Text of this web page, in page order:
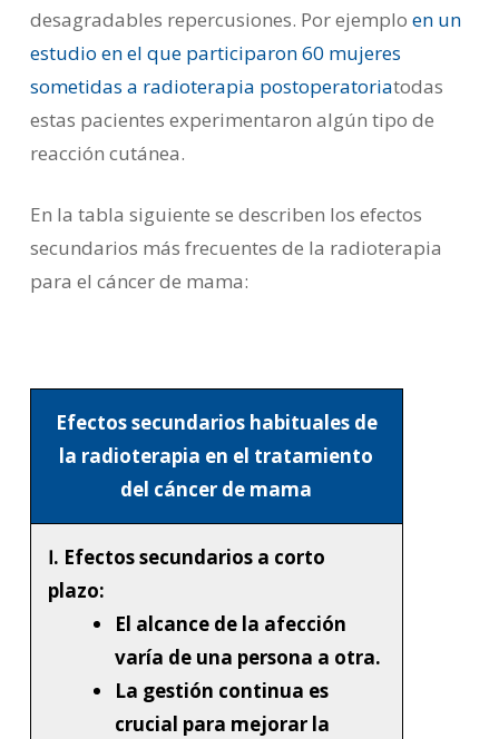
desagradables repercusiones. Por ejemplo en un
estudio en el que participaron 60 mujeres
sometidas a radioterapia postoperatoriatodas
estas pacientes experimentaron algún tipo de
reacción cutánea.
En la tabla siguiente se describen los efectos
secundarios más frecuentes de la radioterapia
para el cáncer de mama:
Efectos secundarios habituales de
la radioterapia en el tratamiento
del cáncer de mama
Ⅰ. Efectos secundarios a corto
plazo:
El alcance de la afección
varía de una persona a otra.
La gestión continua es
crucial para mejorar la